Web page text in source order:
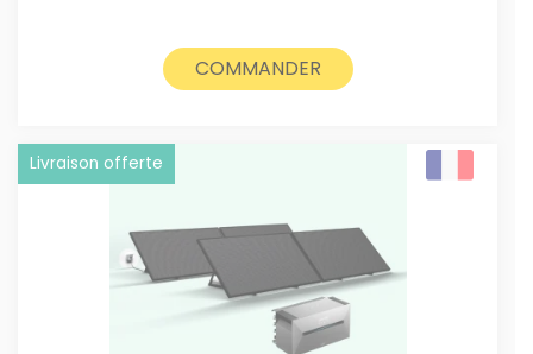
4895€.4745€.
COMMANDER
Livraison offerte